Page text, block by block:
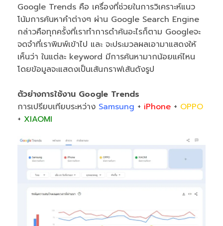
Google Trends คือ เครื่องที่ช่วยในการวิเคราะห์แนว
โน้มการค้นหาคำต่างๆ ผ่าน Google Search Engine
กล่าวคือทุกครั้งที่เราทำการดำค้นอะไรก็ตาม Googleจะ
จดจำที่เราพิมพ์เข้าไป และ จะประมวลผลเอามาแสดงให้
เห็นว่า ในแต่ละ keyword มีการค้นหามากน้อยแค่ไหน
โดยข้อมูลจะแสดงเป็นเส้นกราฟเส้นดังรูป
ตัวย่างการใช้งาน Google Trends
การเปรียบเทียบระหว่าง Samsung + iPhone+ OPPO
+ XIAOMI